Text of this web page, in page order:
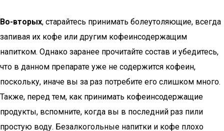
Во-вторых, старайтесь принимать болеутоляющие, всегда
запивая их кофе или другим кофеинсодержащим
напитком. Однако заранее прочитайте состав и убедитесь,
что в данном препарате уже не содержится кофеин,
поскольку, иначе вы за раз потребите его слишком много.
Также, перед тем, как принимать кофеинсодержащие
продукты, вспомните, когда вы в последний раз пили
простую воду. Безалкогольные напитки и кофе плохо